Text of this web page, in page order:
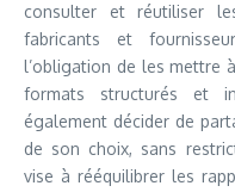
consulter et réutiliser
fabricants et
l’obligation de les mettre
formats structurés et
également décider de
de son choix, sans
vise à rééquilibrer les